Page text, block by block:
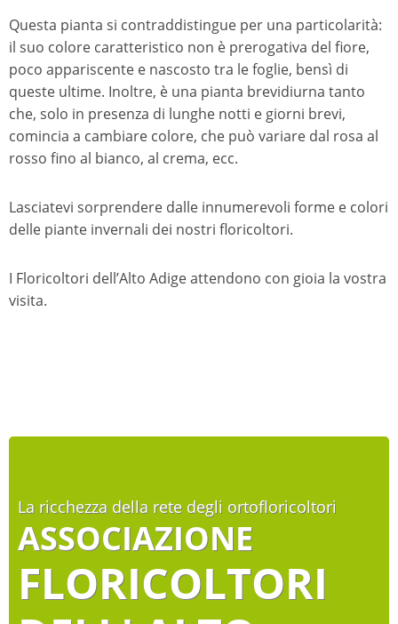
Questa pianta si contraddistingue per una particolarità:
il suo colore caratteristico non è prerogativa del fiore,
poco appariscente e nascosto tra le foglie, bensì di
queste ultime. Inoltre, è una pianta brevidiurna tanto
che, solo in presenza di lunghe notti e giorni brevi,
comincia a cambiare colore, che può variare dal rosa al
rosso fino al bianco, al crema, ecc.
Lasciatevi sorprendere dalle innumerevoli forme e colori
delle piante invernali dei nostri floricoltori.
I Floricoltori dell’Alto Adige attendono con gioia la vostra
visita.
La ricchezza della rete degli ortofloricoltori
ASSOCIAZIONE
FLORICOLTORI